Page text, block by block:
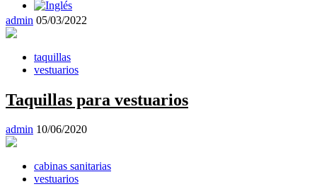
admin 05/03/2022
taquillas
vestuarios
Taquillas para vestuarios
admin 10/06/2020
cabinas sanitarias
vestuarios